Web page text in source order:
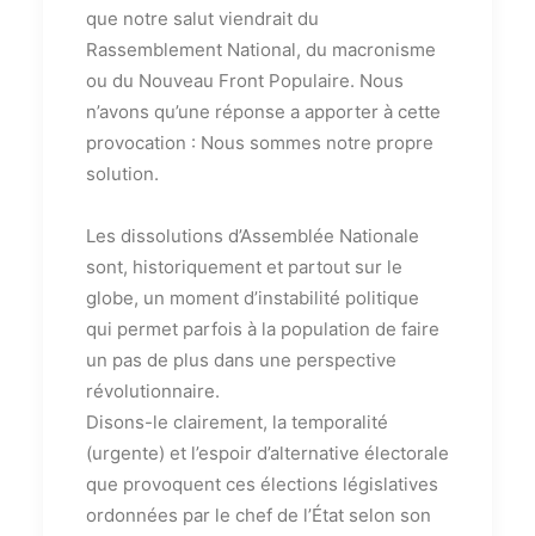
que notre salut viendrait du
Rassemblement National, du macronisme
ou du Nouveau Front Populaire. Nous
n’avons qu’une réponse a apporter à cette
provocation : Nous sommes notre propre
solution.
Les dissolutions d’Assemblée Nationale
sont, historiquement et partout sur le
globe, un moment d’instabilité politique
qui permet parfois à la population de faire
un pas de plus dans une perspective
révolutionnaire.
Disons-le clairement, la temporalité
(urgente) et l’espoir d’alternative électorale
que provoquent ces élections législatives
ordonnées par le chef de l’État selon son